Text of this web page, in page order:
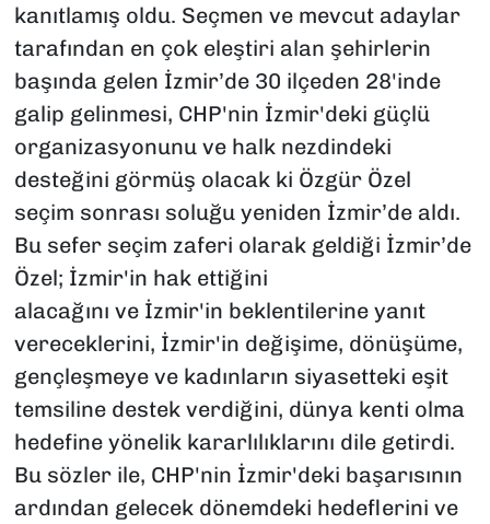
kanıtlamış oldu. Seçmen ve mevcut adaylar
tarafından en çok eleştiri alan şehirlerin
başında gelen İzmir’de 30 ilçeden 28'inde
galip gelinmesi, CHP'nin İzmir'deki güçlü
organizasyonunu ve halk nezdindeki
desteğini görmüş olacak ki Özgür Özel
seçim sonrası soluğu yeniden İzmir’de aldı.
Bu sefer seçim zaferi olarak geldiği İzmir’de
Özel; İzmir'in hak ettiğini
alacağını ve İzmir'in beklentilerine yanıt
vereceklerini, İzmir'in değişime, dönüşüme,
gençleşmeye ve kadınların siyasetteki eşit
temsiline destek verdiğini, dünya kenti olma
hedefine yönelik kararlılıklarını dile getirdi.
Bu sözler ile, CHP'nin İzmir'deki başarısının
ardından gelecek dönemdeki hedeflerini ve